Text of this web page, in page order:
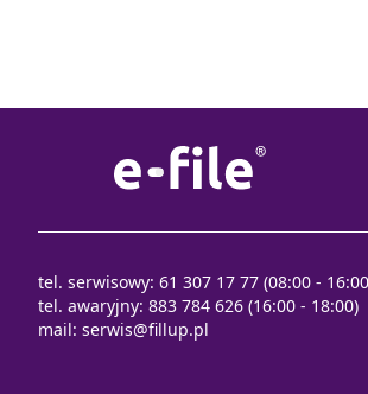
tel. serwisowy: 61 307 17 77 (08:00 -
tel. awaryjny: 883 784 626 (16:00 - 18:00)
mail: serwis@fillup.pl